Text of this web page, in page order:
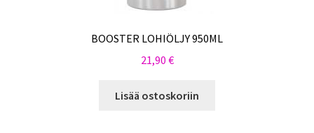
BOOSTER LOHIÖLJY 950ML
21,90 €
Lisää ostoskoriin